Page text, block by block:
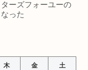
ーズフォーユーの
った
木 金
土